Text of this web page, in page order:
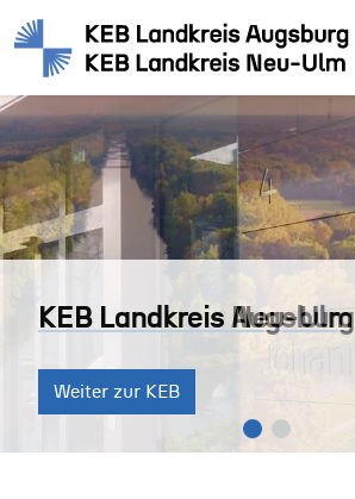
KEB Landkreis Augsburg
Weiter zur KEB
KEB Landkreis Neu-Ulm
Weiter zur KEB
KEB Landkreis Augsburg
Weiter zur KEB